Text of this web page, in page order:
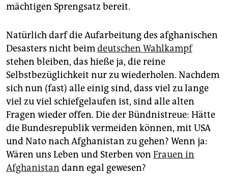
mächtigen Sprengsatz bereit.
Natürlich darf die Aufarbeitung des afghanischen
Desasters nicht beimdeutschen Wahlkampf
stehen bleiben, das hieße ja, die reine
Selbstbezüglichkeit nur zu wiederholen. Nachdem
sich nun (fast) alle einig sind, dass viel zu lange
viel zu viel schiefgelaufen ist, sind alle alten
Fragen wieder offen. Die der Bündnistreue: Hätte
die Bundesrepublik vermeiden können, mit USA
und Nato nach Afghanistan zu gehen? Wenn ja:
Wären uns Leben und Sterben von Frauen in
Afghanistan dann egal gewesen?